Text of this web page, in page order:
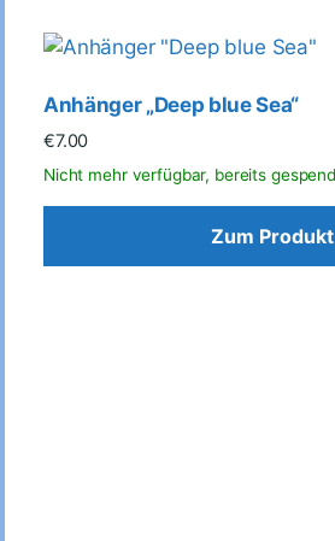
Anhänger „Deep blue Sea“
€7.00
Zum Produkt